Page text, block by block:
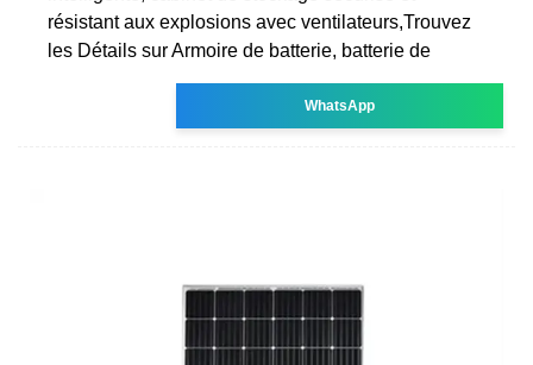
résistant aux explosions avec ventilateurs,Trouvez
les Détails sur Armoire de batterie, batterie de
WhatsApp